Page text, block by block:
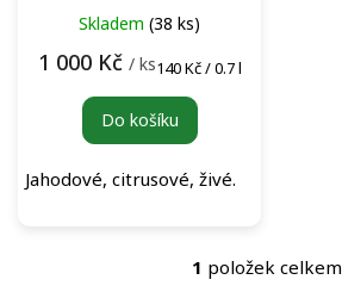
Skladem (38 ks)
1 000 Kč / ksMěrná
140 Kč / 0.7 l
Do košíku
Jahodové, citrusové, živé.
O
1 položek celkem